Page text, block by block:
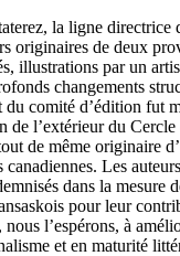
la ligne directrice
originaires de deux
illustrations par un
changements
du comité d’édition fut
de l’extérieur du Cercle
de même originaire
Les
dans la mesure
pour leur
l’espérons, à
et en maturité